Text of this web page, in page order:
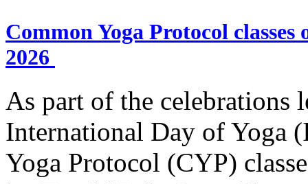
Common Yoga Protocol
2026
As part of the celebrations
International Day of Yoga
Yoga Protocol (CYP)